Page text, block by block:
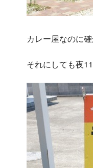
カレー屋なのに
それにしても夜